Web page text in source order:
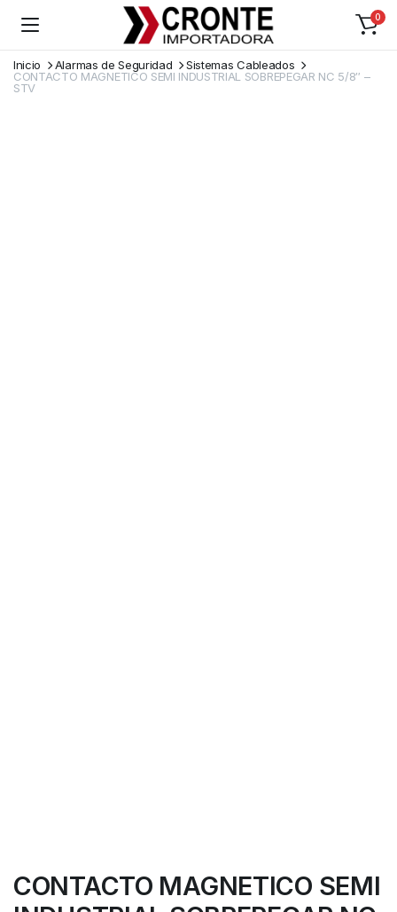
0
Inicio Alarmas de Seguridad
Sistemas Cableados
CONTACTO MAGNETICO SEMI INDUSTRIAL SOBREPEGAR NC 5/8″ –
STV
CONTACTO MAGNETICO SEMI